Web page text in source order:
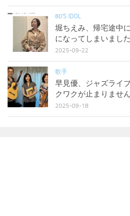
80'S IDOL
堀ちえみ、帰宅途中
になってしまいました
2025-09-22
歌手
早見優、ジャズライ
クワクが止まりません
2025-09-18